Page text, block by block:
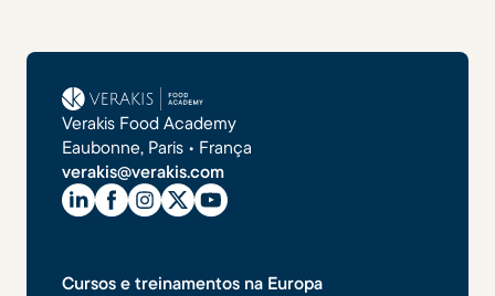
Verakis Food Academy
Eaubonne, Paris • França
verakis@verakis.com
Cursos e treinamentos na Europa